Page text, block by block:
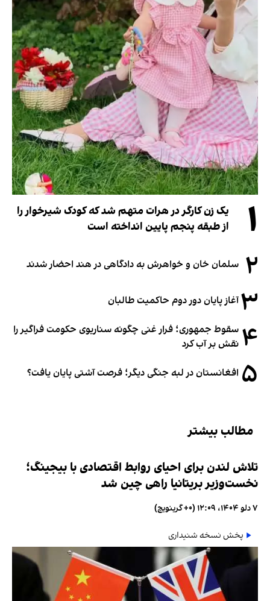
۱
یک زن کارگر در هرات متهم شد که کودک شیرخوار را
از طبقه پنجم پایین انداخته است
۲ سلمان خان و خواهرش به دادگاهی در هند احضار شدند
۳آغاز پایان دور دوم حاکمیت طالبان
۴ سقوط جمهوری؛ فرار غنی چگونه سناریوی حکومت فراگیر را
نقش بر آب کرد
۵ افغانستان در لبه جنگی دیگر؛ فرصت آشتی پایان یافت؟
مطالب بیشتر
تلاش لندن برای احیای روابط اقتصادی با بیجینگ؛
نخست‌وزیر بریتانیا راهی چین شد
۷ دلو ۱۴۰۴، ۱۲:۰۹ (‎+۰ گرینویچ)
پخش نسخه شنیداری